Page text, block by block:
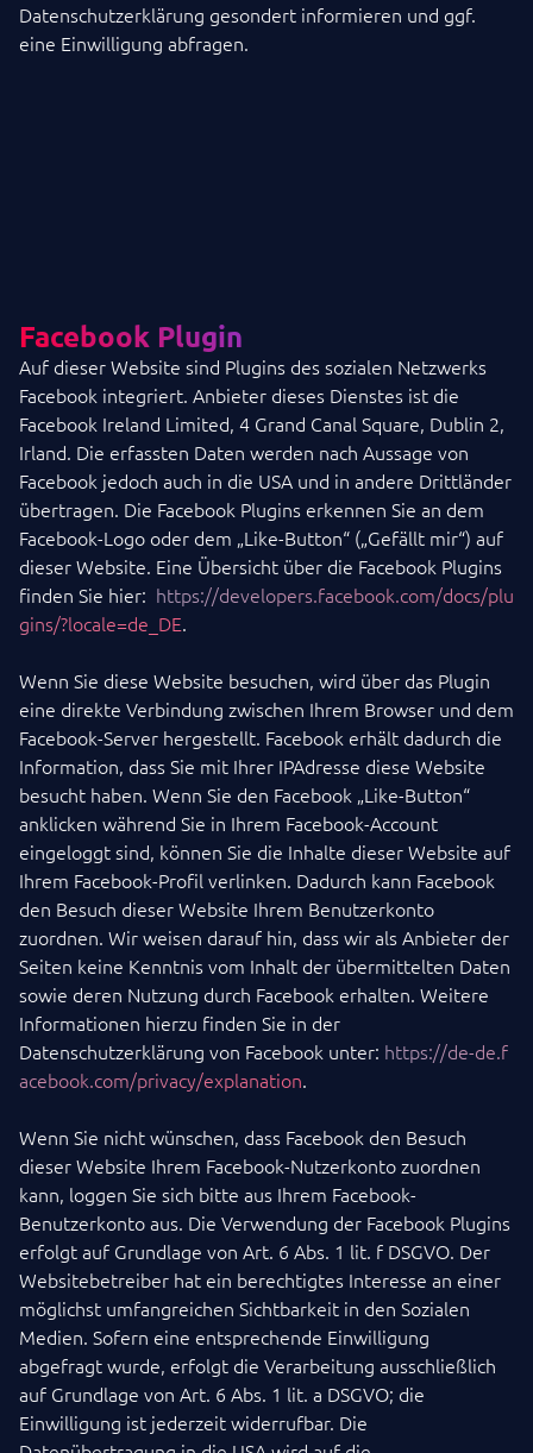
Datenschutzerklärung gesondert informieren und ggf.
eine Einwilligung abfragen.
Facebook Plugin
Auf dieser Website sind Plugins des sozialen Netzwerks
Facebook integriert. Anbieter dieses Dienstes ist die
Facebook Ireland Limited, 4 Grand Canal Square, Dublin 2,
Irland. Die erfassten Daten werden nach Aussage von
Facebook jedoch auch in die USA und in andere Drittländer
übertragen. Die Facebook Plugins erkennen Sie an dem
Facebook-Logo oder dem „Like-Button“ („Gefällt mir“) auf
dieser Website. Eine Übersicht über die Facebook Plugins
finden Sie hier: https://developers.facebook.com/docs/plu
gins/?locale=de_DE.
Wenn Sie diese Website besuchen, wird über das Plugin
eine direkte Verbindung zwischen Ihrem Browser und dem
Facebook-Server hergestellt. Facebook erhält dadurch die
Information, dass Sie mit Ihrer IPAdresse diese Website
besucht haben. Wenn Sie den Facebook „Like-Button“
anklicken während Sie in Ihrem Facebook-Account
eingeloggt sind, können Sie die Inhalte dieser Website auf
Ihrem Facebook-Profil verlinken. Dadurch kann Facebook
den Besuch dieser Website Ihrem Benutzerkonto
zuordnen. Wir weisen darauf hin, dass wir als Anbieter der
Seiten keine Kenntnis vom Inhalt der übermittelten Daten
sowie deren Nutzung durch Facebook erhalten. Weitere
Informationen hierzu finden Sie in der
Datenschutzerklärung von Facebook unter: https://de-de.f
acebook.com/privacy/explanation.
Wenn Sie nicht wünschen, dass Facebook den Besuch
dieser Website Ihrem Facebook-Nutzerkonto zuordnen
kann, loggen Sie sich bitte aus Ihrem Facebook-
Benutzerkonto aus. Die Verwendung der Facebook Plugins
erfolgt auf Grundlage von Art. 6 Abs. 1 lit. f DSGVO. Der
Websitebetreiber hat ein berechtigtes Interesse an einer
möglichst umfangreichen Sichtbarkeit in den Sozialen
Medien. Sofern eine entsprechende Einwilligung
abgefragt wurde, erfolgt die Verarbeitung ausschließlich
auf Grundlage von Art. 6 Abs. 1 lit. a DSGVO; die
Einwilligung ist jederzeit widerrufbar. Die